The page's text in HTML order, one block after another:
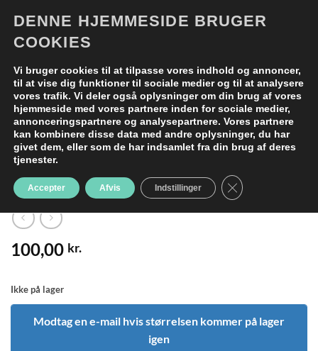
indhold
FORSIDE / SHOP
Kollektionsprøve Wasabi Marlon 2 Hvid
T-Shirt M/Broderi Anglaise Rund Hals Str.
100,00 kr.
Ikke på lager
Modtag en e-mail hvis størrelsen kommer på lager
igen
DENNE HJEMMESIDE BRUGER
COOKIES
Vi bruger cookies til at tilpasse vores indhold og annoncer,
til at vise dig funktioner til sociale medier og til at analysere
vores trafik. Vi deler også oplysninger om din brug af vores
hjemmeside med vores partnere inden for sociale medier,
annonceringspartnere og analysepartnere. Vores partnere
kan kombinere disse data med andre oplysninger, du har
givet dem, eller som de har indsamlet fra din brug af deres
tjenester.
Accepter Afvis Indstillinger CLOSE GDPR